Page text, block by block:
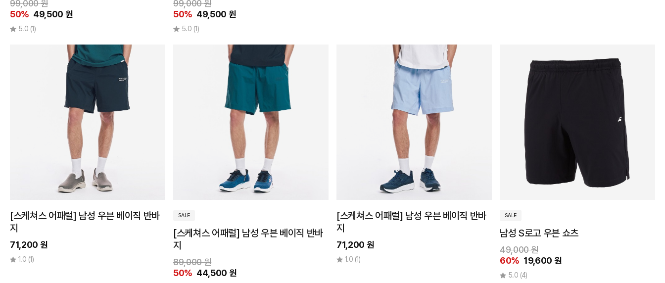
트
상
품
품
99,000 원
50% 49,500 원
5.0 (1)
99,000 원
50% 49,500 원
5.0 (1)
[스케쳐스 어패럴] 남성 우븐 베이직 반바
지
71,200 원
1.0 (1)
SALE
[스케쳐스 어패럴] 남성 우븐 베이직 반바
지
89,000 원
50% 44,500 원
[스케쳐스 어패럴] 남성 우븐 베이직 반바
지
71,200 원
1.0 (1)
SALE
남성 S로고 우븐 쇼츠
49,000 원
60% 19,600 원
5.0 (4)